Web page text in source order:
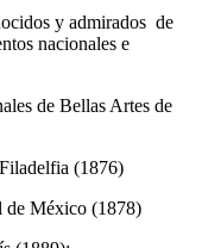
y admirados de
nacionales e
de Bellas Artes de
(1876)
de México (1878)